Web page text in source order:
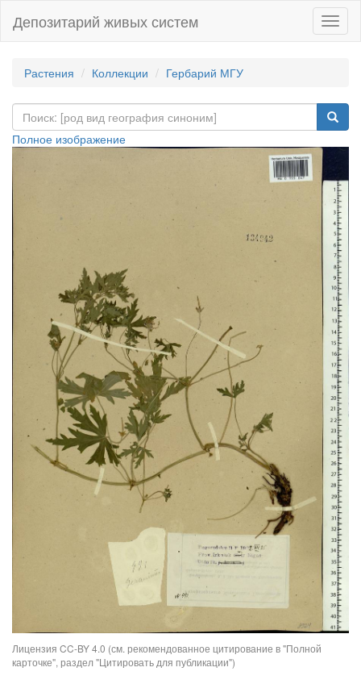
Депозитарий живых систем
Растения Коллекции Гербарий МГУ
Полное изображение
Лицензия CC-BY 4.0 (см. рекомендованное цитирование в "Полной
карточке", раздел "Цитировать для публикации")